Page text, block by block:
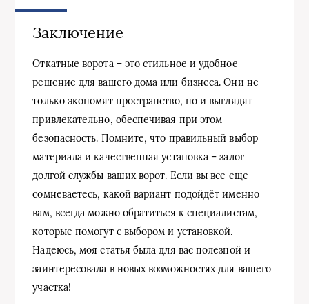
Заключение
Откатные ворота – это стильное и удобное
решение для вашего дома или бизнеса. Они не
только экономят пространство, но и выглядят
привлекательно, обеспечивая при этом
безопасность. Помните, что правильный выбор
материала и качественная установка – залог
долгой службы ваших ворот. Если вы все еще
сомневаетесь, какой вариант подойдёт именно
вам, всегда можно обратиться к специалистам,
которые помогут с выбором и установкой.
Надеюсь, моя статья была для вас полезной и
заинтересовала в новых возможностях для вашего
участка!